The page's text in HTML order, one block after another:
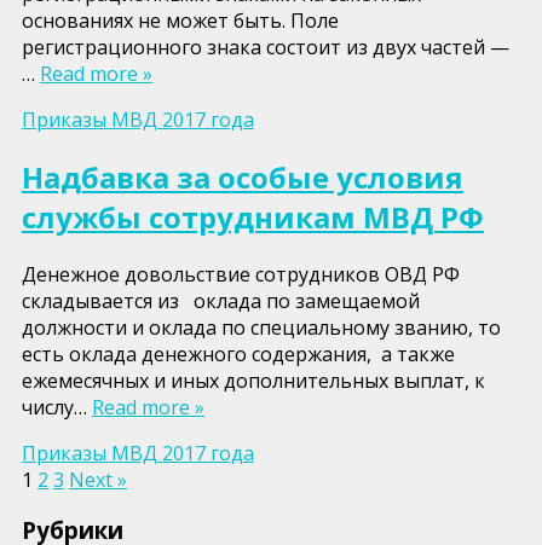
основаниях не может быть. Поле
регистрационного знака состоит из двух частей —
… Read more »
Приказы МВД 2017 года
Надбавка за особые условия
службы сотрудникам МВД РФ
Денежное довольствие сотрудников ОВД РФ
складывается из оклада по замещаемой
должности и оклада по специальному званию, то
есть оклада денежного содержания, а также
ежемесячных и иных дополнительных выплат, к
числу… Read more »
Приказы МВД 2017 года
Пагинация
записей
1 2 3 Next »
Рубрики